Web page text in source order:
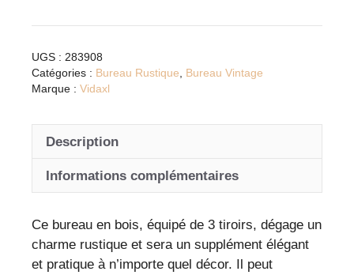
Bureau
bois
avec
-
rustique
et
rangement
UGS : 283908
Catégories : Bureau Rustique, Bureau Vintage
Marque : Vidaxl
Description
Informations complémentaires
Ce bureau en bois, équipé de 3 tiroirs, dégage un
charme rustique et sera un supplément élégant
et pratique à n’importe quel décor. Il peut